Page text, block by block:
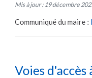
Mis à jour : 19 décembre
Communiqué du maire :
Voies d'accès